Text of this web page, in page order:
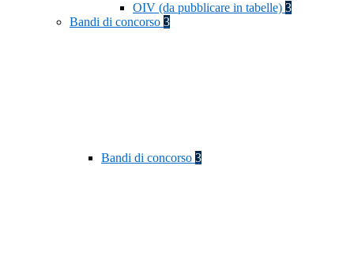
OIV (da pubblicare in tabelle) 3
Bandi di concorso 3
Bandi di concorso 3